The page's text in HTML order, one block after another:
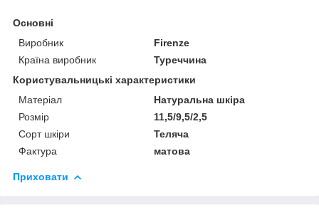
Основні
Виробник
Firenze
Країна виробник
Туреччина
Користувальницькі характеристики
Матеріал
Натуральна шкіра
Розмір
11,5/9,5/2,5
Сорт шкіри
Теляча
Фактура
матова
Приховати